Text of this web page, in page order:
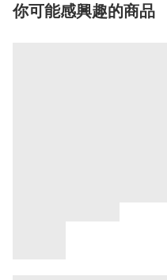
你可能感興趣的商品